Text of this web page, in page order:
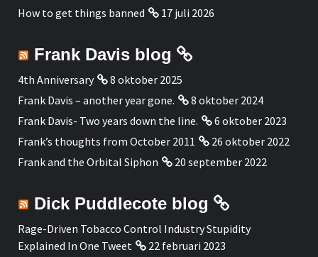
How to get things banned
17 juli 2026
Frank Davis blog
4th Anniversary
8 oktober 2025
Frank Davis – another year gone.
8 oktober 2024
Frank Davis- Two years down the line.
6 oktober 2023
Frank’s thoughts from October 2011
26 oktober 2022
Frank and the Orbital Siphon
20 september 2022
Dick Puddlecote blog
Rage-Driven Tobacco Control Industry Stupidity
Explained In One Tweet
22 februari 2023